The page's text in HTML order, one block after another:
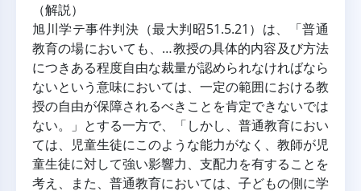
（解説）
旭川学テ事件判決（最大判昭51.5.21）は、「普通
教育の場においても、…教授の具体的内容及び方法
につきある程度自由な裁量が認められなければなら
ないという意味においては、一定の範囲における教
授の自由が保障されるべきことを肯定できないでは
ない。」とする一方で、「しかし、普通教育におい
ては、児童生徒にこのような能力がなく、教師が児
童生徒に対して強い影響力、支配力を有することを
考え、また、普通教育においては、子どもの側に学